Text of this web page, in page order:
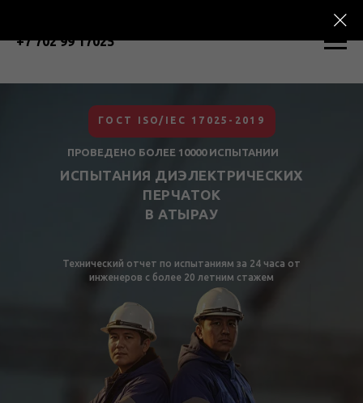
+7 702 99 17025
ПРОВЕДЕНО БОЛЕЕ 10000 ИСПЫТАНИИ
ИСПЫТАНИЯ ДИЭЛЕКТРИЧЕСКИХ
ПЕРЧАТОК
В АТЫРАУ
ГОСТ ISO/IEC 17025-2019
Технический отчет по испытаниям за 24 часа от
инженеров с более 20 летним стажем